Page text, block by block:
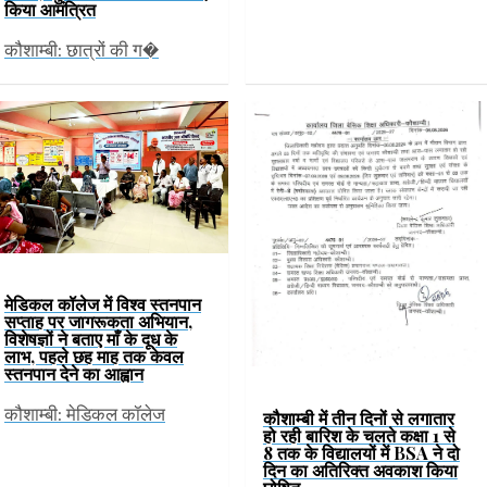
किया आमंत्रित
कौशाम्बी: छात्रों की ग�
मेडिकल कॉलेज में विश्व स्तनपान
सप्ताह पर जागरूकता अभियान,
विशेषज्ञों ने बताए माँ के दूध के
लाभ, पहले छह माह तक केवल
स्तनपान देने का आह्वान
कौशाम्बी: मेडिकल कॉलेज कौशाम्बी में तीन दिनों से लगातार
हो रही बारिश के चलते कक्षा 1 से
8 तक के विद्यालयों में BSA ने दो
दिन का अतिरिक्त अवकाश किया